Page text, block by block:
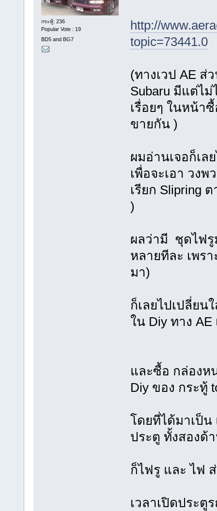
กระทู้: 236
Popular Vote : 19
BD5 and BG7
http://
topic=73441.0
(ทางเวป AE
Subaru มีแต่ไ
เรื่อยๆ ในหน้า
ขายกัน )
ผมอ่านเจอก็เ
เพื่อจะเอา วง
เรียก Slipring
)
ผลว่ามี ชุดไฟรู
หลายทีละ เพร
มา)
ก็เลยไปเปลี่ยน
ใน Diy ทาง AE
และซื้อ กล่องห
Diy ของ กระทู้
โดยที่ได้มาเป็น
ประตู ทั้งสองด้
ก็ไฟรู และ ไฟ
เวลาเปิดประตู